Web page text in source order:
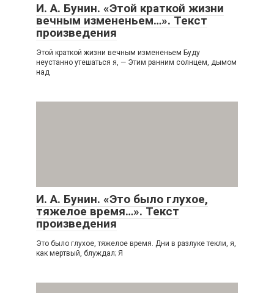
И. А. Бунин. «Этой краткой жизни
вечным измененьем…». Текст
произведения
Этой краткой жизни вечным измененьем Буду
неустанно утешаться я, — Этим ранним солнцем, дымом
над
И. А. Бунин. «Это было глухое,
тяжелое время…». Текст
произведения
Это было глухое, тяжелое время. Дни в разлуке текли, я,
как мертвый, блуждал; Я